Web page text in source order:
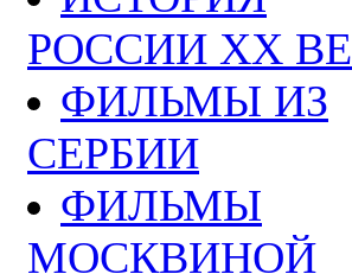
РОССИИ ХХ
ФИЛЬМЫ ИЗ
СЕРБИИ
ФИЛЬМЫ
МОСКВИНОЙ